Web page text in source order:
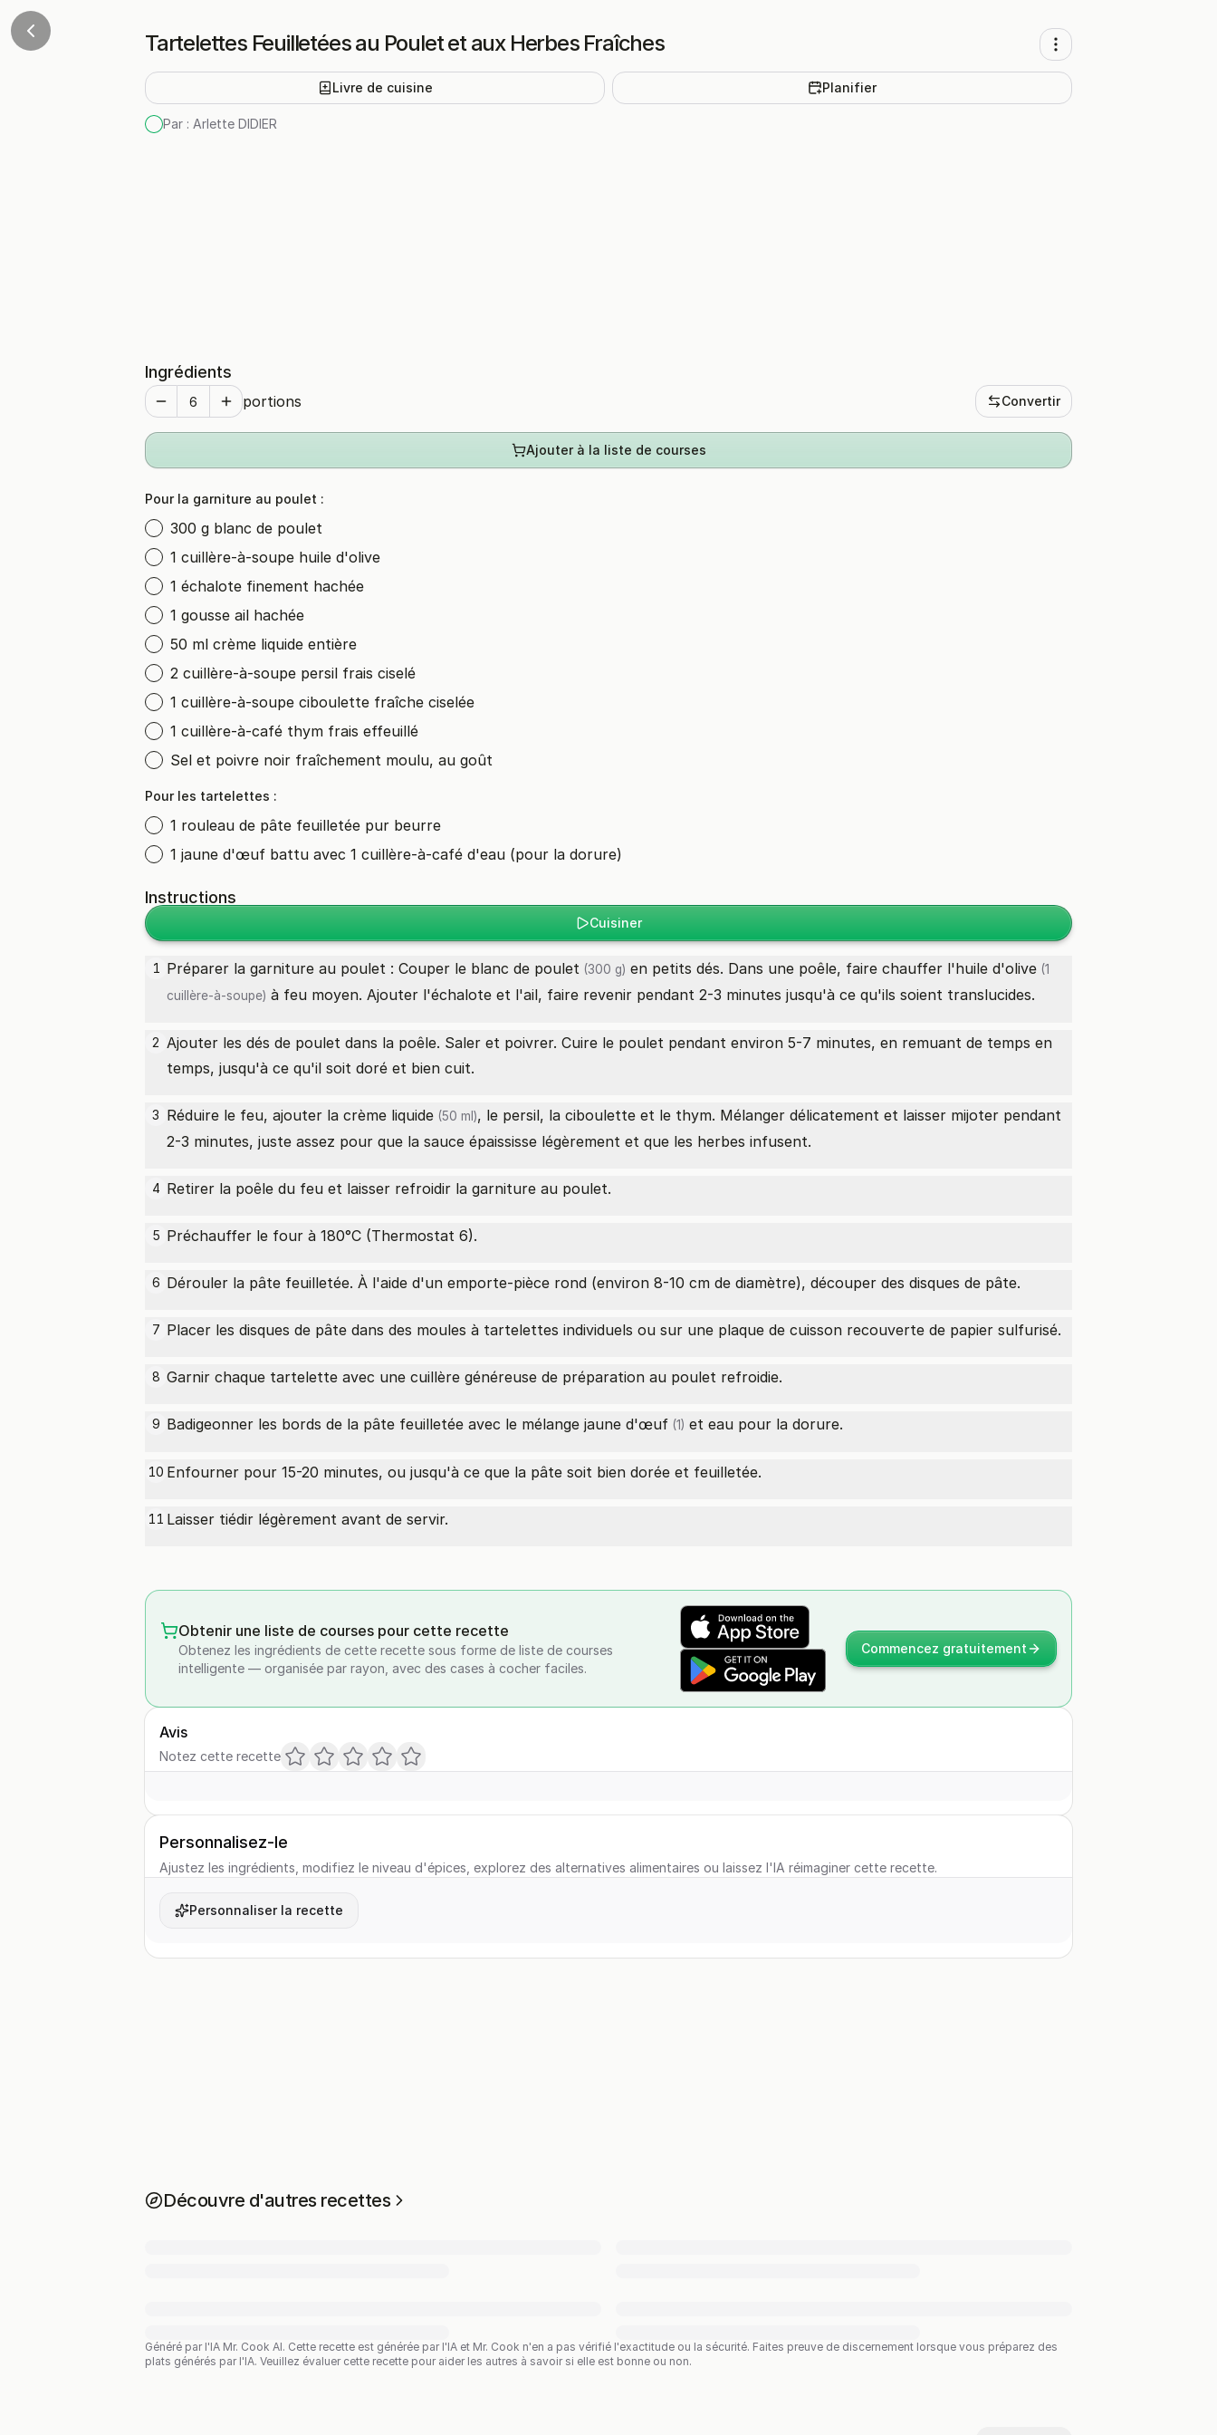
Tartelettes Feuilletées au Poulet et aux Herbes Fraîches
Livre de cuisine Planifier
Par : Arlette DIDIER
Ingrédients
portions Convertir
Ajouter à la liste de courses
Pour la garniture au poulet :
300 g blanc de poulet
1 cuillère-à-soupe huile d'olive
1 échalote finement hachée
1 gousse ail hachée
50 ml crème liquide entière
2 cuillère-à-soupe persil frais ciselé
1 cuillère-à-soupe ciboulette fraîche ciselée
1 cuillère-à-café thym frais effeuillé
Sel et poivre noir fraîchement moulu, au goût
Pour les tartelettes :
1 rouleau de pâte feuilletée pur beurre
1 jaune d'œuf battu avec 1 cuillère-à-café d'eau (pour la dorure)
Instructions
Cuisiner
1 Préparer la garniture au poulet : Couper le blanc de poulet (300 g) en petits dés. Dans une poêle, faire chauffer l'huile d'olive (1
cuillère-à-soupe) à feu moyen. Ajouter l'échalote et l'ail, faire revenir pendant 2-3 minutes jusqu'à ce qu'ils soient translucides.
2 Ajouter les dés de poulet dans la poêle. Saler et poivrer. Cuire le poulet pendant environ 5-7 minutes, en remuant de temps en
temps, jusqu'à ce qu'il soit doré et bien cuit.
3 Réduire le feu, ajouter la crème liquide (50 ml), le persil, la ciboulette et le thym. Mélanger délicatement et laisser mijoter pendant
2-3 minutes, juste assez pour que la sauce épaississe légèrement et que les herbes infusent.
4 Retirer la poêle du feu et laisser refroidir la garniture au poulet.
5 Préchauffer le four à 180°C (Thermostat 6).
6 Dérouler la pâte feuilletée. À l'aide d'un emporte-pièce rond (environ 8-10 cm de diamètre), découper des disques de pâte.
7 Placer les disques de pâte dans des moules à tartelettes individuels ou sur une plaque de cuisson recouverte de papier sulfurisé.
8 Garnir chaque tartelette avec une cuillère généreuse de préparation au poulet refroidie.
9 Badigeonner les bords de la pâte feuilletée avec le mélange jaune d'œuf (1) et eau pour la dorure.
10 Enfourner pour 15-20 minutes, ou jusqu'à ce que la pâte soit bien dorée et feuilletée.
11 Laisser tiédir légèrement avant de servir.
Obtenir une liste de courses pour cette recette
Obtenez les ingrédients de cette recette sous forme de liste de courses
intelligente — organisée par rayon, avec des cases à cocher faciles.
Commencez gratuitement
Avis
Notez cette recette
Personnalisez-le
Ajustez les ingrédients, modifiez le niveau d'épices, explorez des alternatives alimentaires ou laissez l'IA réimaginer cette recette.
Personnaliser la recette
Découvre d'autres recettes
Généré par l'IA Mr. Cook AI. Cette recette est générée par l'IA et Mr. Cook n'en a pas vérifié l'exactitude ou la sécurité. Faites preuve de discernement lorsque vous préparez des
plats générés par l'IA. Veuillez évaluer cette recette pour aider les autres à savoir si elle est bonne ou non.